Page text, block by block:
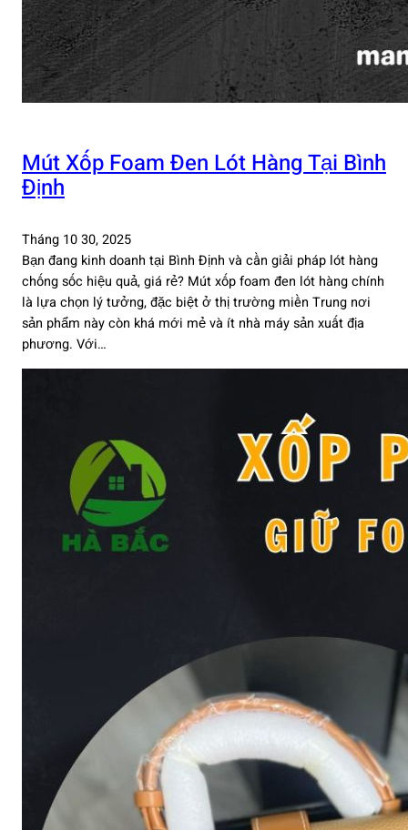
Mút Xốp Foam Đen Lót Hàng Tại Bình
Định
Tháng 10 30, 2025
Bạn đang kinh doanh tại Bình Định và cần giải pháp lót hàng
chống sốc hiệu quả, giá rẻ? Mút xốp foam đen lót hàng chính
là lựa chọn lý tưởng, đặc biệt ở thị trường miền Trung nơi
sản phẩm này còn khá mới mẻ và ít nhà máy sản xuất địa
phương. Với…